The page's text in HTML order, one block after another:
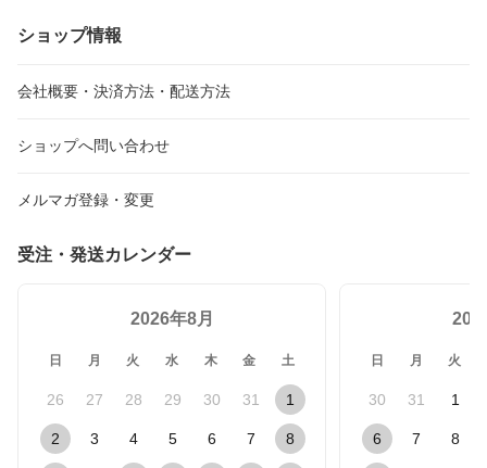
ショップ情報
会社概要・決済方法・配送方法
ショップへ問い合わせ
メルマガ登録・変更
受注・発送カレンダー
2026年8月
日 月 火 水 木 金 土
26 27 28 29 30 31 1
2 3 4 5 6 7 8
日 月 火
30 31 1
6 7 8